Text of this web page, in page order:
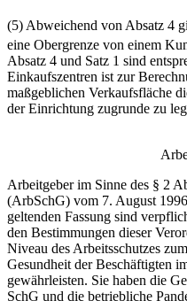
(5) Abweichend von Absatz 4
eine Obergrenze von ei­nem
Absatz 4 und Satz 1 sind
Einkaufszentren ist zur
maßgeblichen Ver­kaufsfläche
der Einrichtung zugrunde zu
Arbeitgeber im Sinne des § 2
(ArbSchG) vom 7. August
geltenden Fassung sind
den Bestimmungen dieser
Niveau des Arbeitsschutzes
Gesundheit der Beschäftigten
gewährleisten. Sie haben die
SchG und die betriebliche